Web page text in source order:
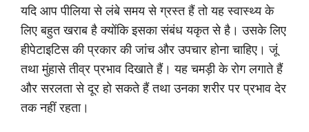
यदि आप पीलिया से लंबे समय से ग्रस्त हैं तो यह स्वास्थ्य के
लिए बहुत खराब है क्योंकि इसका संबंध यकृत से है। उसके लिए
हीपेटाइटिस की प्रकार की जांच और उपचार होना चाहिए। जूं
तथा मुंहासे तीव्र प्रभाव दिखाते हैं। यह चमड़ी के रोग लगाते हैं
और सरलता से दूर हो सकते हैं तथा उनका शरीर पर प्रभाव देर
तक नहीं रहता।